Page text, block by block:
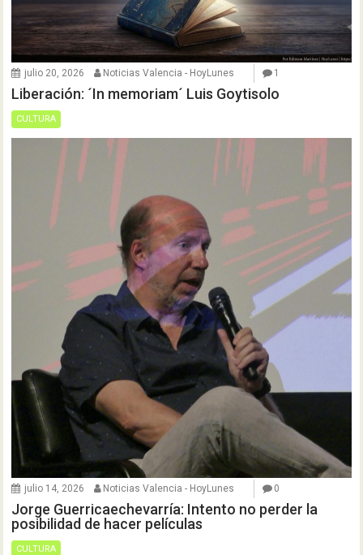
julio 20, 2026 Noticias Valencia - HoyLunes 1
Liberación: ´In memoriam´ Luis Goytisolo
CULTURA
julio 14, 2026 Noticias Valencia - HoyLunes 0
Jorge Guerricaechevarría: Intento no perder la
posibilidad de hacer películas
CULTURA